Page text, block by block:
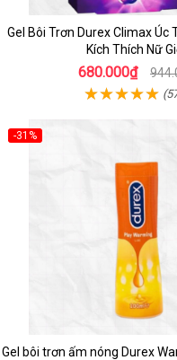
Gel Bôi Trơn Durex Climax Úc
Kích Thích Nữ
680.000₫
-31%
Gel bôi trơn ấm nóng Durex